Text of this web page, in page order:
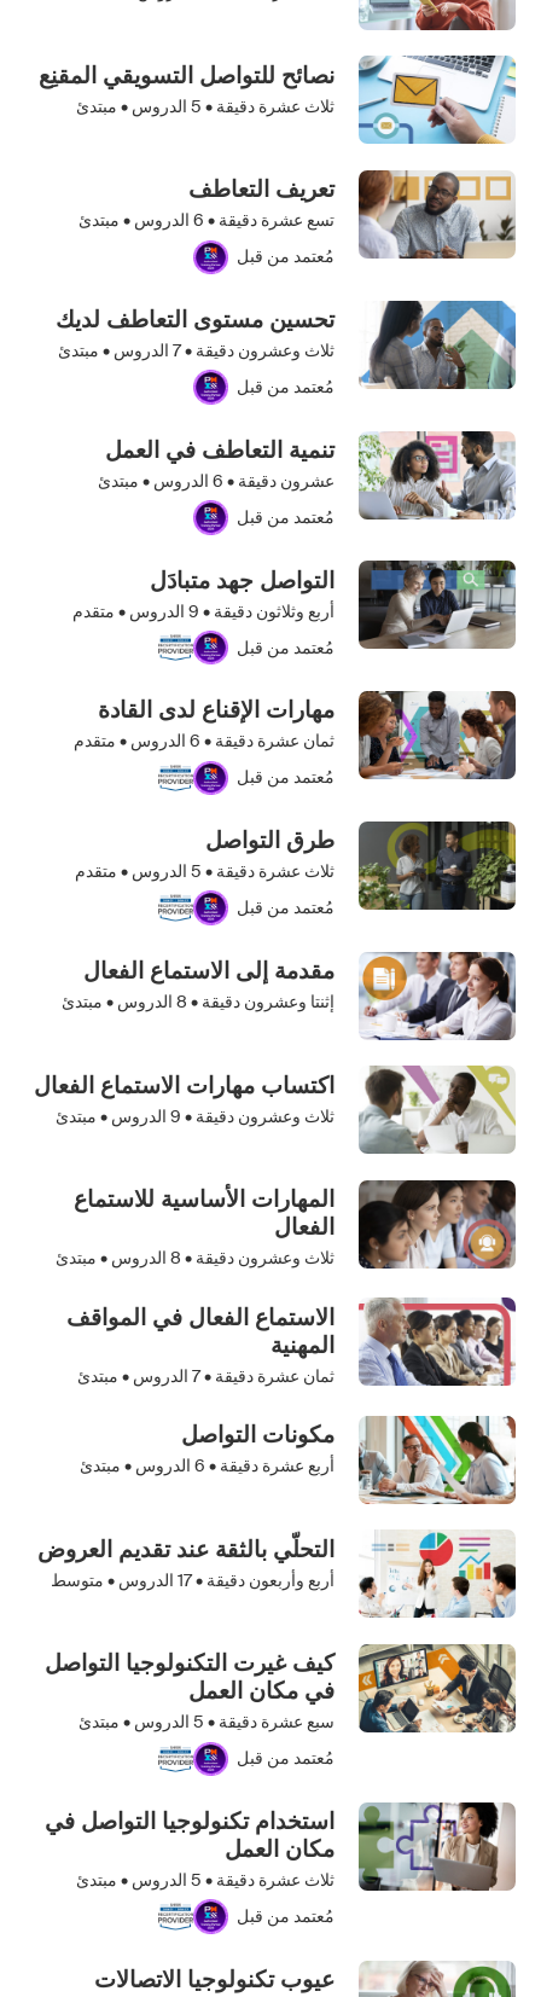
نصائح للتواصل التسويقي المقنِع
ثلاث عشرة دقيقة • 5 الدروس • مبتدئ
تعريف التعاطف
تسع عشرة دقيقة • 6 الدروس • مبتدئ
مُعتمد من قبل
تحسين مستوى التعاطف لديك
ثلاث وعشرون دقيقة •7 الدروس • مبتدئ
مُعتمد من قبل
تنمية التعاطف في العمل
عشرون دقيقة • 6 الدروس • مبتدئ
مُعتمد من قبل
التواصل جهد متبادَل
أربع وثلاثون دقيقة • 9 الدروس • متقدم
مُعتمد من قبل
مهارات الإقناع لدى القادة
ثمان عشرة دقيقة • 6 الدروس • متقدم
مُعتمد من قبل
طرق التواصل
ثلاث عشرة دقيقة • 5 الدروس • متقدم
مُعتمد من قبل
مقدمة إلى الاستماع الفعال
إثنتا وعشرون دقيقة • 8 الدروس • مبتدئ
اكتساب مهارات الاستماع الفعال
ثلاث وعشرون دقيقة • 9 الدروس • مبتدئ
المهارات الأساسية للاستماع
الفعال
ثلاث وعشرون دقيقة • 8 الدروس • مبتدئ
الاستماع الفعال في المواقف
المهنية
ثمان عشرة دقيقة •7 الدروس • مبتدئ
مكونات التواصل
أربع عشرة دقيقة • 6 الدروس • مبتدئ
التحلّي بالثقة عند تقديم العروض
أربع وأربعون دقيقة •17 الدروس • متوسط
كيف غيرت التكنولوجيا التواصل
في مكان العمل
سبع عشرة دقيقة • 5 الدروس • مبتدئ
مُعتمد من قبل
استخدام تكنولوجيا التواصل في
مكان العمل
ثلاث عشرة دقيقة • 5 الدروس • مبتدئ
مُعتمد من قبل
عيوب تكنولوجيا الاتصالات